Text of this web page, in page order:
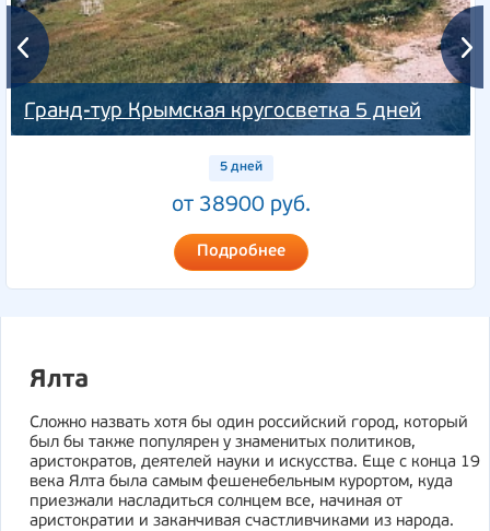
Гранд-тур Крымская кругосветка 5 дней
5 дней
от 38900 руб.
Подробнее
Ялта
Сложно назвать хотя бы один российский город, который
был бы также популярен у знаменитых политиков,
аристократов, деятелей науки и искусства. Еще с конца 19
века Ялта была самым фешенебельным курортом, куда
приезжали насладиться солнцем все, начиная от
аристократии и заканчивая счастливчиками из народа.